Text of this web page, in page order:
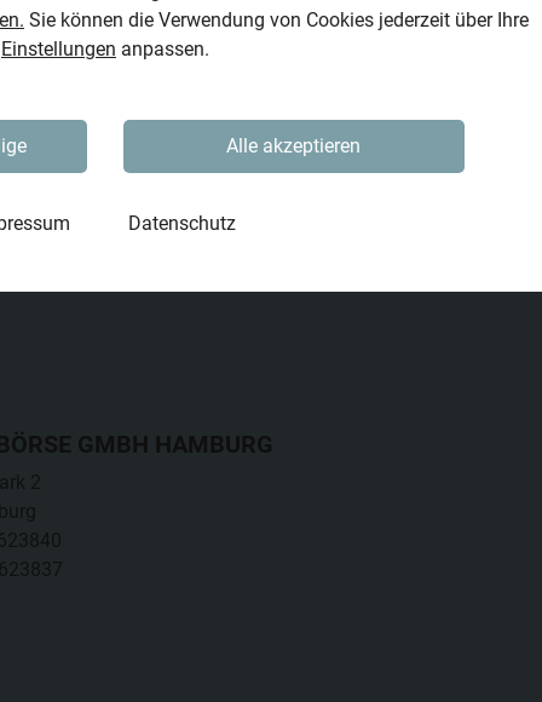
Sie können die Verwendung von Cookies jederzeit über Ihre
Einstellungen anpassen.
Alle akzeptieren
Datenschutz
GMBH HAMBURG
2